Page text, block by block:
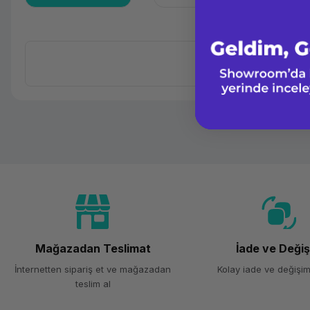
Performans
İşlemci Tipi
Mağazadan Teslimat
İnternetten sipariş et ve mağazadan
teslim al
İade ve
Kolay iade ve